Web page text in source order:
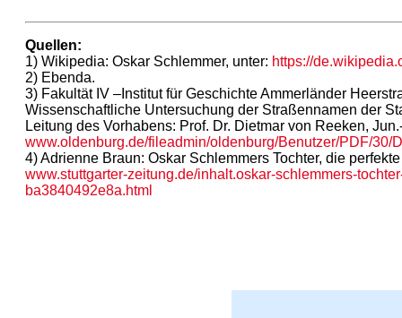
Quellen:
1) Wikipedia: Oskar Schlemmer, unter: https://
2) Ebenda.
3) Fakultät IV –Institut für Geschichte Ammerländer
Wissenschaftliche Untersuchung der Straßennamen der
Leitung des Vorhabens: Prof. Dr. Dietmar von Reeken,
www.oldenburg.de/fileadmin/oldenburg/Benutzer/PDF/
4) Adrienne Braun: Oskar Schlemmers Tochter, die
www.stuttgarter-zeitung.de/inhalt.oskar-schlemmers-
ba3840492e8a.html